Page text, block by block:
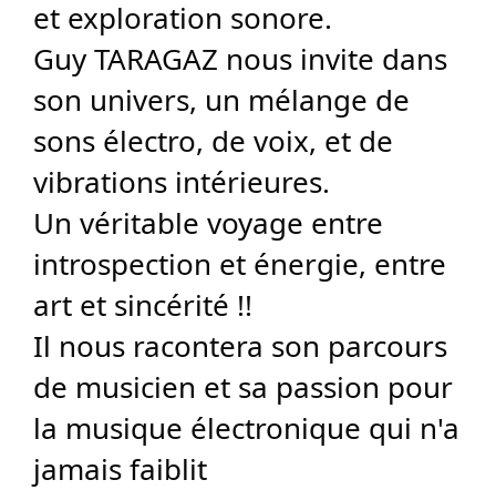
et exploration sonore.
Guy TARAGAZ nous invite dans
son univers, un mélange de
sons électro, de voix, et de
vibrations intérieures.
Un véritable voyage entre
introspection et énergie, entre
art et sincérité !!
Il nous racontera son parcours
de musicien et sa passion pour
la musique électronique qui n'a
jamais faiblit